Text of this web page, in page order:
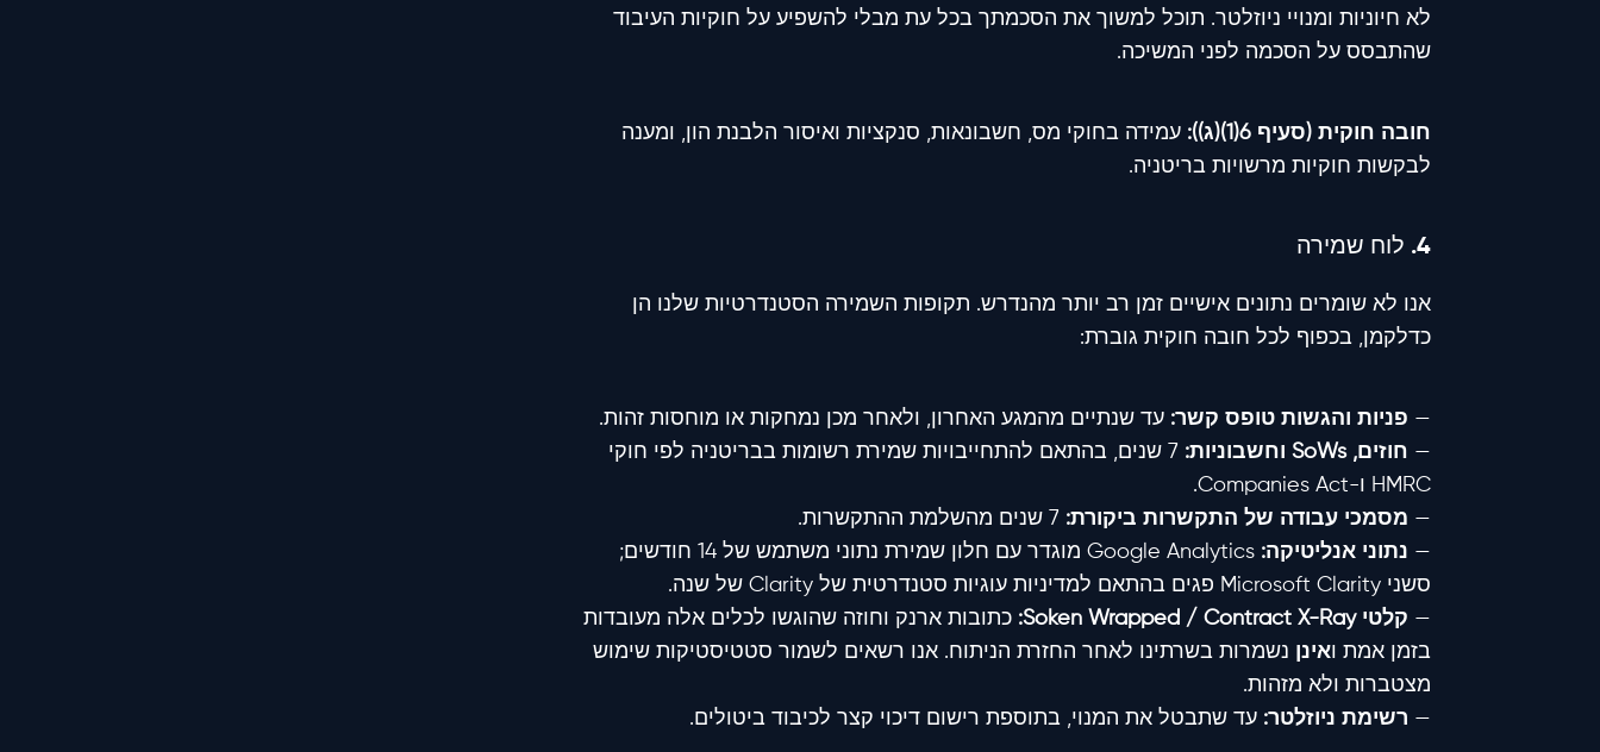
לא חיוניות ומנויי ניוזלטר. תוכל למשוך את הסכמתך בכל עת מבלי להשפיע על חוקיות העיבוד
שהתבסס על הסכמה לפני המשיכה.
חובה חוקית (סעיף 6(1)(ג)):
עמידה בחוקי מס, חשבונאות, סנקציות ואיסור הלבנת הון, ומענה
לבקשות חוקיות מרשויות בריטניה.
4. לוח שמירה
אנו לא שומרים נתונים אישיים זמן רב יותר מהנדרש. תקופות השמירה הסטנדרטיות שלנו הן
כדלקמן, בכפוף לכל חובה חוקית גוברת:
— פניות והגשות טופס קשר: עד שנתיים מהמגע האחרון, ולאחר מכן נמחקות או מוחסות זהות.
— חוזים, SoWs וחשבוניות:
7 שנים, בהתאם להתחייבויות שמירת רשומות בבריטניה לפי חוקי
HMRC ו-Companies Act.
— מסמכי עבודה של התקשרות ביקורת:
— נתוני אנליטיקה:
Google Analytics מוגדר עם חלון שמירת נתוני משתמש של 14 חודשים;
סשני Microsoft Clarity פגים בהתאם למדיניות עוגיות סטנדרטית של Clarity של שנה.
— קלטי Soken Wrapped / Contract X-Ray:
כתובות ארנק וחוזה שהוגשו לכלים אלה מעובדות
בזמן אמת ואינן נשמרות בשרתינו לאחר החזרת הניתוח. אנו רשאים לשמור סטטיסטיקות שימוש
מצטברות ולא מזהות.
— רשימת ניוזלטר: עד שתבטל את המנוי, בתוספת רישום דיכוי קצר לכיבוד ביטולים.